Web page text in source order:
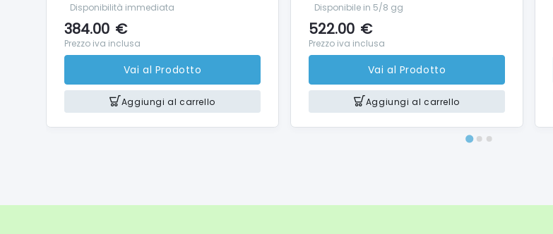
Disponibilità immediata
384.00 €
Prezzo iva inclusa
Vai al Prodotto
Aggiungi al carrello
Disponibile in 5/8 gg
522.00 €
Prezzo iva inclusa
Vai al Prodotto
Aggiungi al carrello